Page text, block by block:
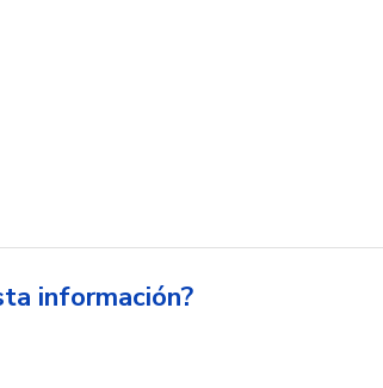
información?